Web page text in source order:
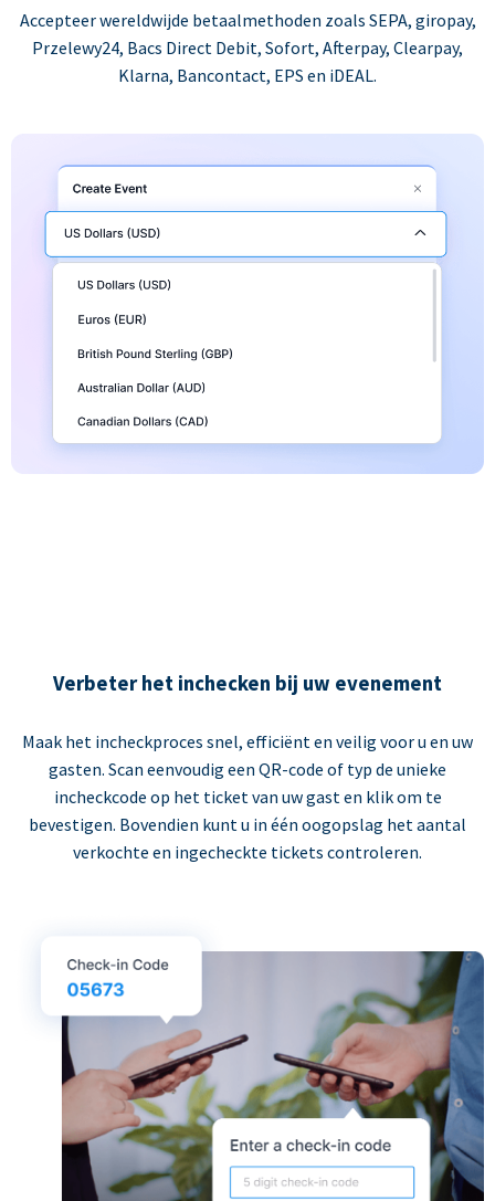
Accepteer wereldwijde betaalmethoden zoals SEPA, giropay,
Przelewy24, Bacs Direct Debit, Sofort, Afterpay, Clearpay,
Klarna, Bancontact, EPS en iDEAL.
Verbeter het inchecken bij uw evenement
Maak het incheckproces snel, efficiënt en veilig voor u en uw
gasten. Scan eenvoudig een QR-code of typ de unieke
incheckcode op het ticket van uw gast en klik om te
bevestigen. Bovendien kunt u in één oogopslag het aantal
verkochte en ingecheckte tickets controleren.